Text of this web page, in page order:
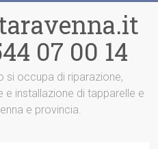
07 00 14
si occupa di riparazione,
installazione di tapparelle e
e provincia.